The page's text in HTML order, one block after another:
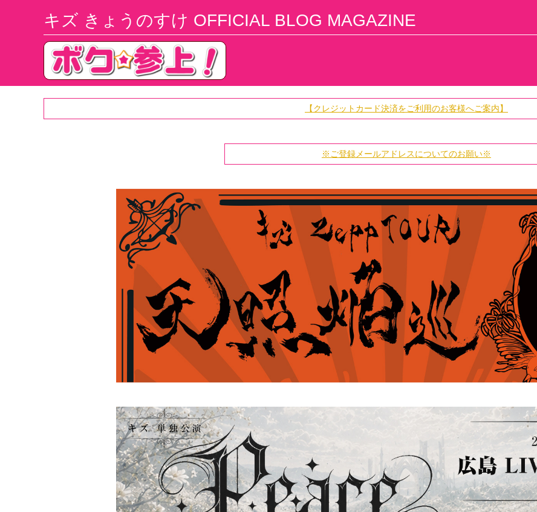
キズ きょうのすけ OFFICIAL BLOG MAGAZINE
【クレジットカード決済をご利用のお客様へご案内】
※ご登録メールアドレスについてのお願い※